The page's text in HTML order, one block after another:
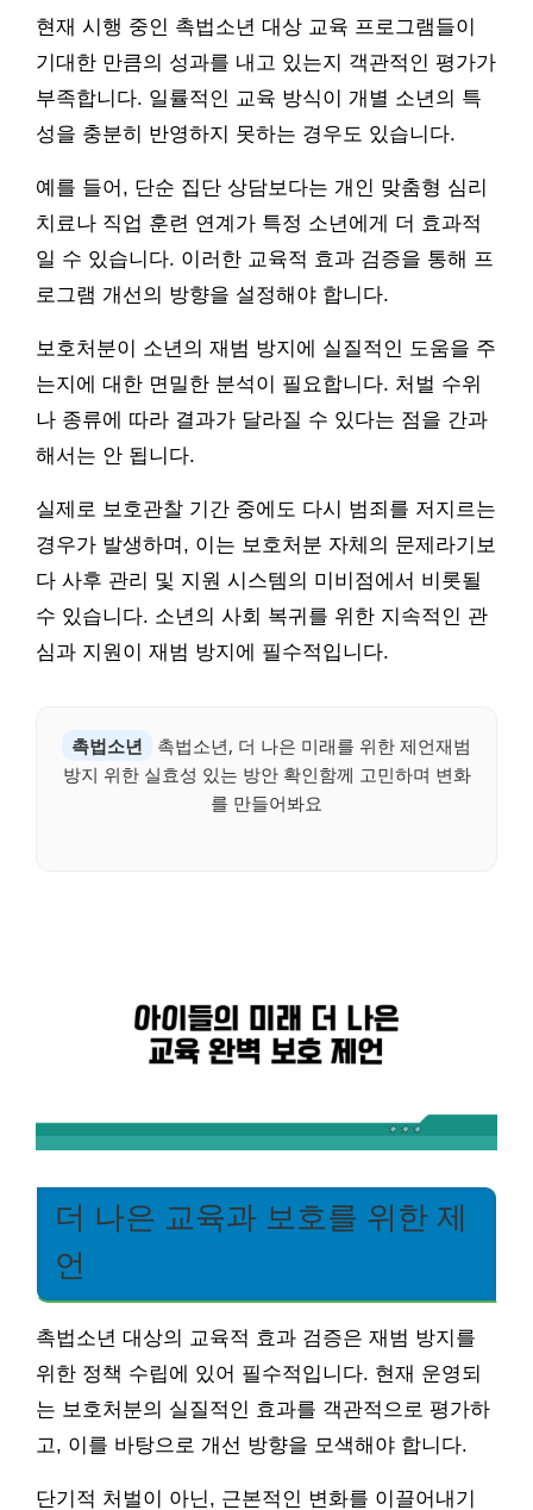
현재 시행 중인 촉법소년 대상 교육 프로그램들이
기대한 만큼의 성과를 내고 있는지 객관적인 평가가
부족합니다. 일률적인 교육 방식이 개별 소년의 특
성을 충분히 반영하지 못하는 경우도 있습니다.
예를 들어, 단순 집단 상담보다는 개인 맞춤형 심리
치료나 직업 훈련 연계가 특정 소년에게 더 효과적
일 수 있습니다. 이러한 교육적 효과 검증을 통해 프
로그램 개선의 방향을 설정해야 합니다.
보호처분이 소년의 재범 방지에 실질적인 도움을 주
는지에 대한 면밀한 분석이 필요합니다. 처벌 수위
나 종류에 따라 결과가 달라질 수 있다는 점을 간과
해서는 안 됩니다.
실제로 보호관찰 기간 중에도 다시 범죄를 저지르는
경우가 발생하며, 이는 보호처분 자체의 문제라기보
다 사후 관리 및 지원 시스템의 미비점에서 비롯될
수 있습니다. 소년의 사회 복귀를 위한 지속적인 관
심과 지원이 재범 방지에 필수적입니다.
촉법소년
촉법소년, 더 나은 미래를 위한 제언재범
방지 위한 실효성 있는 방안 확인함께 고민하며 변화
를 만들어봐요
더 나은 교육과 보호를 위한 제
언
촉법소년 대상의 교육적 효과 검증은 재범 방지를
위한 정책 수립에 있어 필수적입니다. 현재 운영되
는 보호처분의 실질적인 효과를 객관적으로 평가하
고, 이를 바탕으로 개선 방향을 모색해야 합니다.
단기적 처벌이 아닌, 근본적인 변화를 이끌어내기